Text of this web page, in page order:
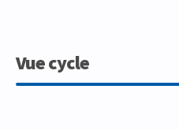
Vue cycle